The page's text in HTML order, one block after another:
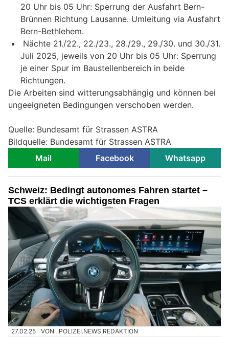
20 Uhr bis 05 Uhr: Sperrung der Ausfahrt Bern-
Brünnen Richtung Lausanne. Umleitung via Ausfahrt
Bern-Bethlehem.
Nächte 21./22., 22./23., 28./29., 29./30. und 30./31.
Juli 2025, jeweils von 20 Uhr bis 05 Uhr: Sperrung
je einer Spur im Baustellenbereich in beide
Richtungen.
Die Arbeiten sind witterungsabhängig und können bei
ungeeigneten Bedingungen verschoben werden.
Quelle: Bundesamt für Strassen ASTRA
Bildquelle: Bundesamt für Strassen ASTRA
Mail
Facebook Whatsapp
Schweiz: Bedingt autonomes Fahren startet –
TCS erklärt die wichtigsten Fragen
27.02.25 VON POLIZEI.NEWS REDAKTION